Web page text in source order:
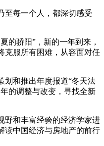
至每一个人，都深切感受
的骄阳”，新的一年到来，
克服所有困难，从容面对任
划和推出年度报道“冬天法
的调整与改变，寻找全新
野和丰富经验的经济学家进
读中国经济与房地产的前行